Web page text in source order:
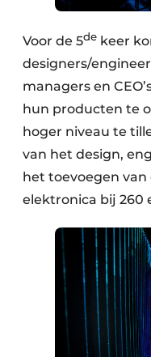
Voor de 5de keer
designers/
managers en
hun producten te
hoger niveau te
van het design,
het toevoegen
elektronica bij 260